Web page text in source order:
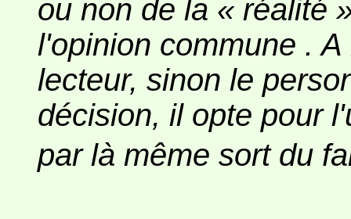
ou non de la « réalité
l'opinion commune .
lecteur, sinon le
décision, il opte pour
par là même sort du